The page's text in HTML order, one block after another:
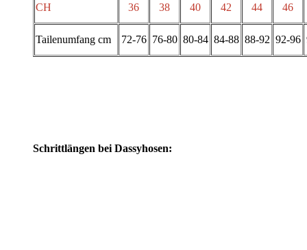
CH 36 38 40 42 44 46
Tailenumfang cm 72-76 76-80 80-84 84-88 88-92 92-96
Schrittlängen bei Dassyhosen: